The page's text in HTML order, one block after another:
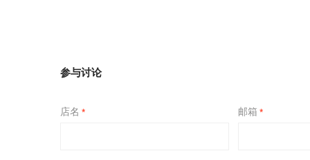
参与讨论
店名 * 邮箱 *